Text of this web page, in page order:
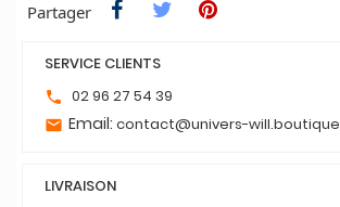
Partager
SERVICE CLIENTS
phone 02 96 27 54 39
email Email: contact@univers-will.boutique
LIVRAISON